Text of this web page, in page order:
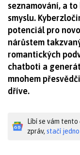
seznamování, a
smyslu.
potenciál pro
nárůstem
romantických
chatboti a
mnohem
dříve.
Líbí se vám
zpráv, stačí